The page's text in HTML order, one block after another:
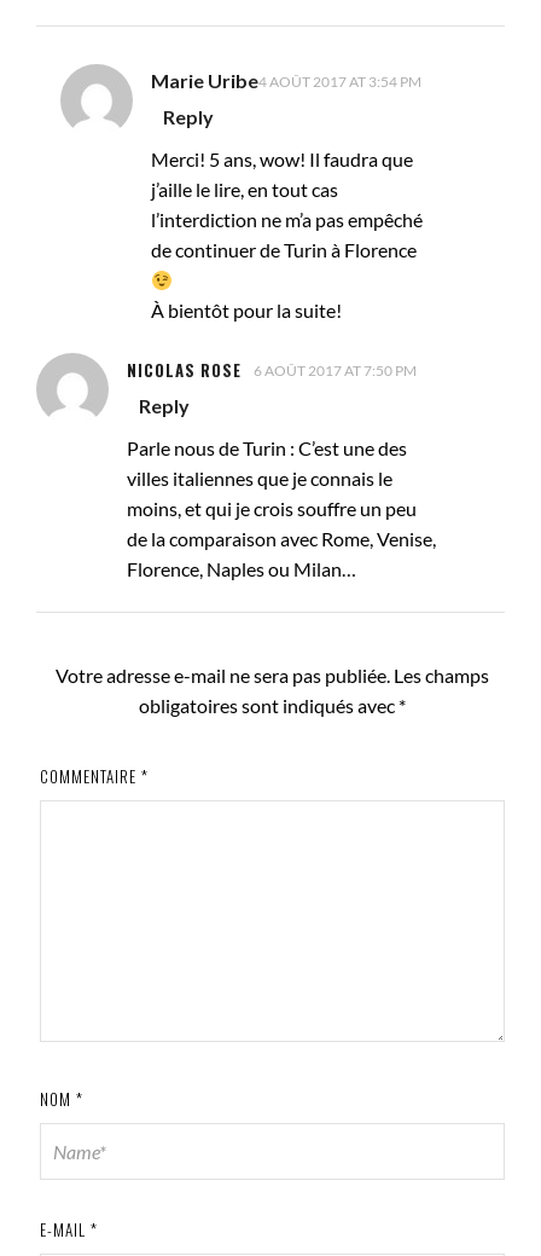
Marie Uribe4 AOÛT 2017 AT 3:54 PM
Reply
Merci! 5 ans, wow! Il faudra que
j’aille le lire, en tout cas
l’interdiction ne m’a pas empêché
de continuer de Turin à Florence
À bientôt pour la suite!
NICOLAS ROSE 6 AOÛT 2017 AT 7:50 PM
Reply
Parle nous de Turin : C’est une des
villes italiennes que je connais le
moins, et qui je crois souffre un peu
de la comparaison avec Rome, Venise,
Florence, Naples ou Milan…
Votre adresse e-mail ne sera pas publiée. Les champs
obligatoires sont indiqués avec *
COMMENTAIRE *
NOM *
E-MAIL *